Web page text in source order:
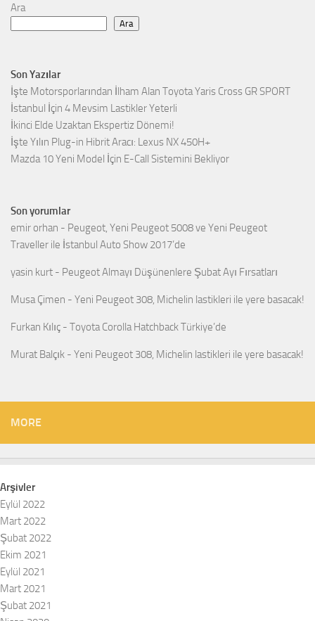
Ara
Ara
Son Yazılar
İşte Motorsporlarından İlham Alan Toyota Yaris Cross GR SPORT
İstanbul İçin 4 Mevsim Lastikler Yeterli
İkinci Elde Uzaktan Ekspertiz Dönemi!
İşte Yılın Plug-in Hibrit Aracı: Lexus NX 450H+
Mazda 10 Yeni Model İçin E-Call Sistemini Bekliyor
Son yorumlar
emir orhan - Peugeot, Yeni Peugeot 5008 ve Yeni Peugeot
Traveller ile İstanbul Auto Show 2017’de
yasin kurt - Peugeot Almayı Düşünenlere Şubat Ayı Fırsatları
Musa Çimen - Yeni Peugeot 308, Michelin lastikleri ile yere basacak!
Furkan Kılıç - Toyota Corolla Hatchback Türkiye’de
Murat Balçık - Yeni Peugeot 308, Michelin lastikleri ile yere basacak!
MORE
Arşivler
Eylül 2022
Mart 2022
Şubat 2022
Ekim 2021
Eylül 2021
Mart 2021
Şubat 2021